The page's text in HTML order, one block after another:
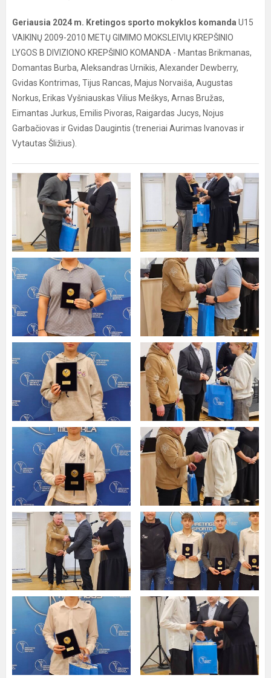
Geriausia 2024 m. Kretingos sporto mokyklos komanda U15
VAIKINŲ 2009-2010 METŲ GIMIMO MOKSLEIVIŲ KREPŠINIO
LYGOS B DIVIZIONO KREPŠINIO KOMANDA - Mantas Brikmanas,
Domantas Burba, Aleksandras Urnikis, Alexander Dewberry,
Gvidas Kontrimas, Tijus Rancas, Majus Norvaiša, Augustas
Norkus, Erikas Vyšniauskas Vilius Meškys, Arnas Bružas,
Eimantas Jurkus, Emilis Pivoras, Raigardas Jucys, Nojus
Garbačiovas ir Gvidas Daugintis (treneriai Aurimas Ivanovas ir
Vytautas Šližius).